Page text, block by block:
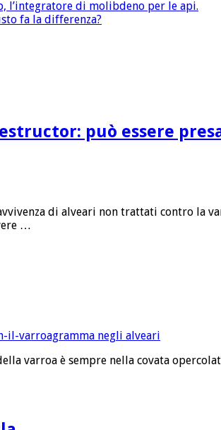
l’integratore di molibdeno per le api.
fa la differenza?
può essere
di alveari non trattati contro
…
varroa è sempre nella covata